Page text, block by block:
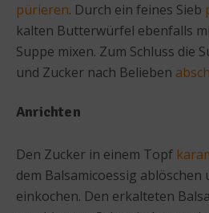
pürieren. Durch ein feines Sieb
kalten Butterwürfel ebenfalls
Suppe mixen. Zum Schluss die
und Zucker nach Belieben
Anrichten
Den Zucker in einem Topf
dem Balsamicoessig
einkochen. Den erkalteten